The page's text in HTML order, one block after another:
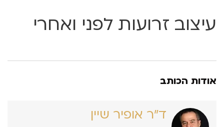
עיצוב זרועות לפני ואחרי
אודות הכותב
ד״ר אופיר שיין